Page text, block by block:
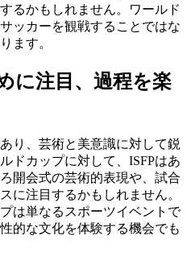
るかもしれません。ワールド
ッカーを観戦することではな
ます。
に注目、過程を楽
り、芸術と美意識に対して鋭
ドカップに対して、ISFPはあ
開会式の芸術的表現や、試合
に注目するかもしれません。
は単なるスポーツイベントで
的な文化を体験する機会でも